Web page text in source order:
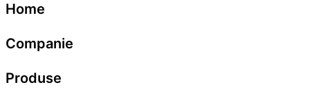
Home
Companie
Produse